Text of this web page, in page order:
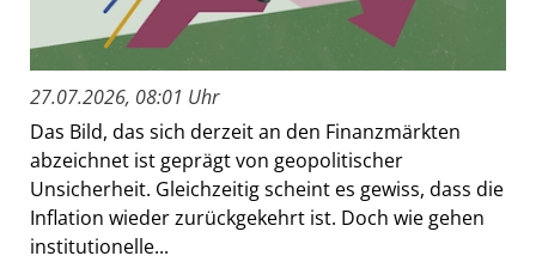
27.07.2026, 08:01 Uhr
Das Bild, das sich derzeit an den Finanzmärkten
abzeichnet ist geprägt von geopolitischer
Unsicherheit. Gleichzeitig scheint es gewiss, dass die
Inflation wieder zurückgekehrt ist. Doch wie gehen
institutionelle...